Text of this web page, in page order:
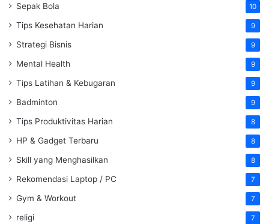
Sepak Bola 10
Tips Kesehatan Harian 9
Strategi Bisnis 9
Mental Health 9
Tips Latihan & Kebugaran 9
Badminton 9
Tips Produktivitas Harian 8
HP & Gadget Terbaru 8
Skill yang Menghasilkan 8
Rekomendasi Laptop / PC 7
Gym & Workout 7
religi 7